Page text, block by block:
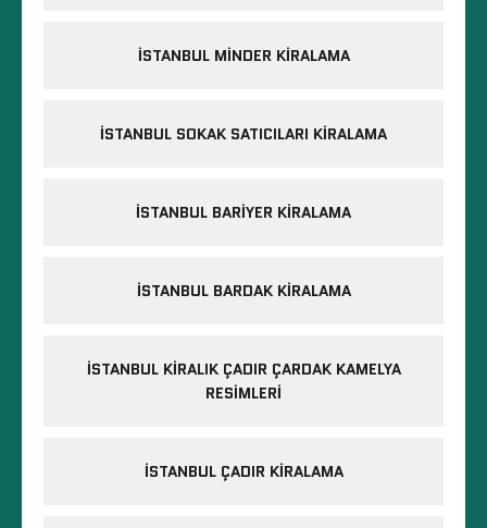
İSTANBUL MINDER KIRALAMA
İSTANBUL SOKAK SATICILARI KIRALAMA
İSTANBUL BARIYER KIRALAMA
İSTANBUL BARDAK KIRALAMA
İSTANBUL KIRALIK ÇADIR ÇARDAK KAMELYA
RESIMLERI
İSTANBUL ÇADIR KIRALAMA